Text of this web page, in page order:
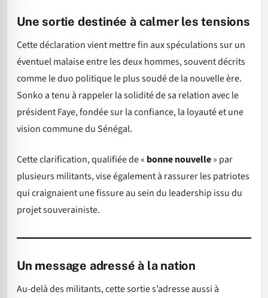
Une sortie destinée à calmer les tensions
Cette déclaration vient mettre fin aux spéculations sur un
éventuel malaise entre les deux hommes, souvent décrits
comme le duo politique le plus soudé de la nouvelle ère.
Sonko a tenu à rappeler la solidité de sa relation avec le
président Faye, fondée sur la confiance, la loyauté et une
vision commune du Sénégal.
Cette clarification, qualifiée de « bonne nouvelle» par
plusieurs militants, vise également à rassurer les patriotes
qui craignaient une fissure au sein du leadership issu du
projet souverainiste.
Un message adressé à la nation
Au-delà des militants, cette sortie s’adresse aussi à